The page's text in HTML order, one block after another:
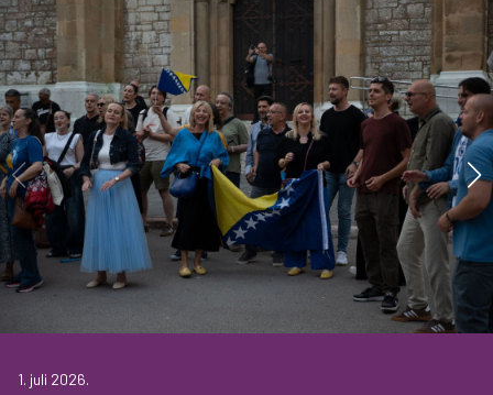
1. juli 2026.